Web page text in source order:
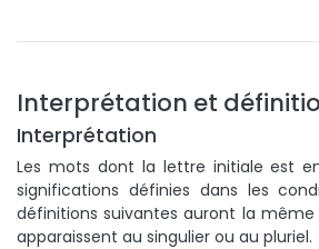
Interprétation et
Interprétation
Les mots dont la lettre initiale est
significations définies dans les
définitions suivantes auront la même
apparaissent au singulier ou au pluriel.